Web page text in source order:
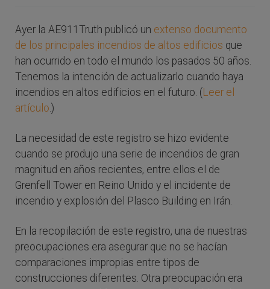
Ayer la AE911Truth publicó un extenso documento
de los principales incendios de altos edificios que
han ocurrido en todo el mundo los pasados 50 años.
Tenemos la intención de actualizarlo cuando haya
incendios en altos edificios en el futuro. (Leer el
artículo .)
La necesidad de este registro se hizo evidente
cuando se produjo una serie de incendios de gran
magnitud en años recientes, entre ellos el de
Grenfell Tower en Reino Unido y el incidente de
incendio y explosión del Plasco Building en Irán.
En la recopilación de este registro, una de nuestras
preocupaciones era asegurar que no se hacían
comparaciones impropias entre tipos de
construcciones diferentes. Otra preocupación era